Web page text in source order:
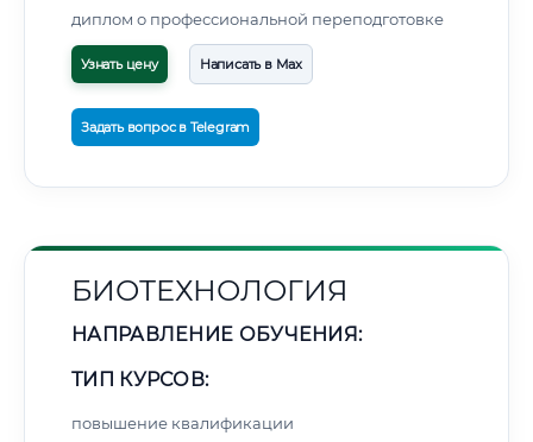
диплом о профессиональной переподготовке
Узнать цену Написать в Max
Задать вопрос в Telegram
БИОТЕХНОЛОГИЯ
НАПРАВЛЕНИЕ ОБУЧЕНИЯ:
ТИП КУРСОВ:
повышение квалификации